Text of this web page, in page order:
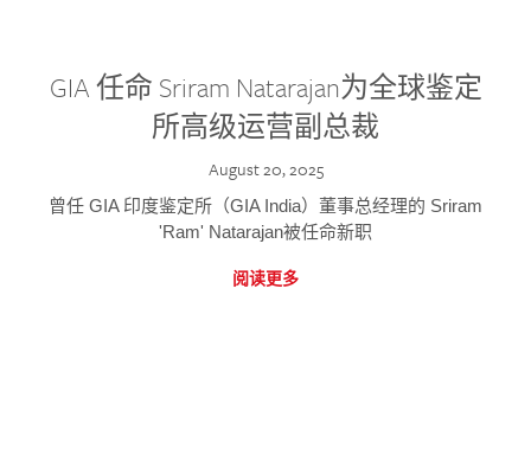
GIA 任命 Sriram Natarajan为全球鉴定
所高级运营副总裁
August 20, 2025
曾任 GIA 印度鉴定所（GIA India）董事总经理的 Sriram
'Ram' Natarajan被任命新职
阅读更多